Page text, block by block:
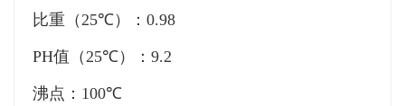
比重（25℃）： 0.98
PH值（25℃）： 9.2
沸点： 100℃